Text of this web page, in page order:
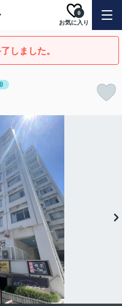
お気に入り
0
しました。